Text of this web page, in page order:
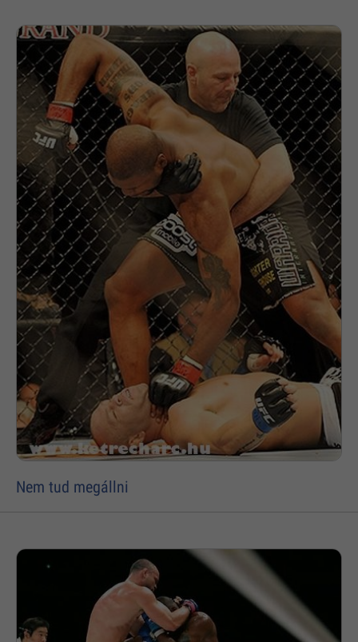
Nem tud megállni